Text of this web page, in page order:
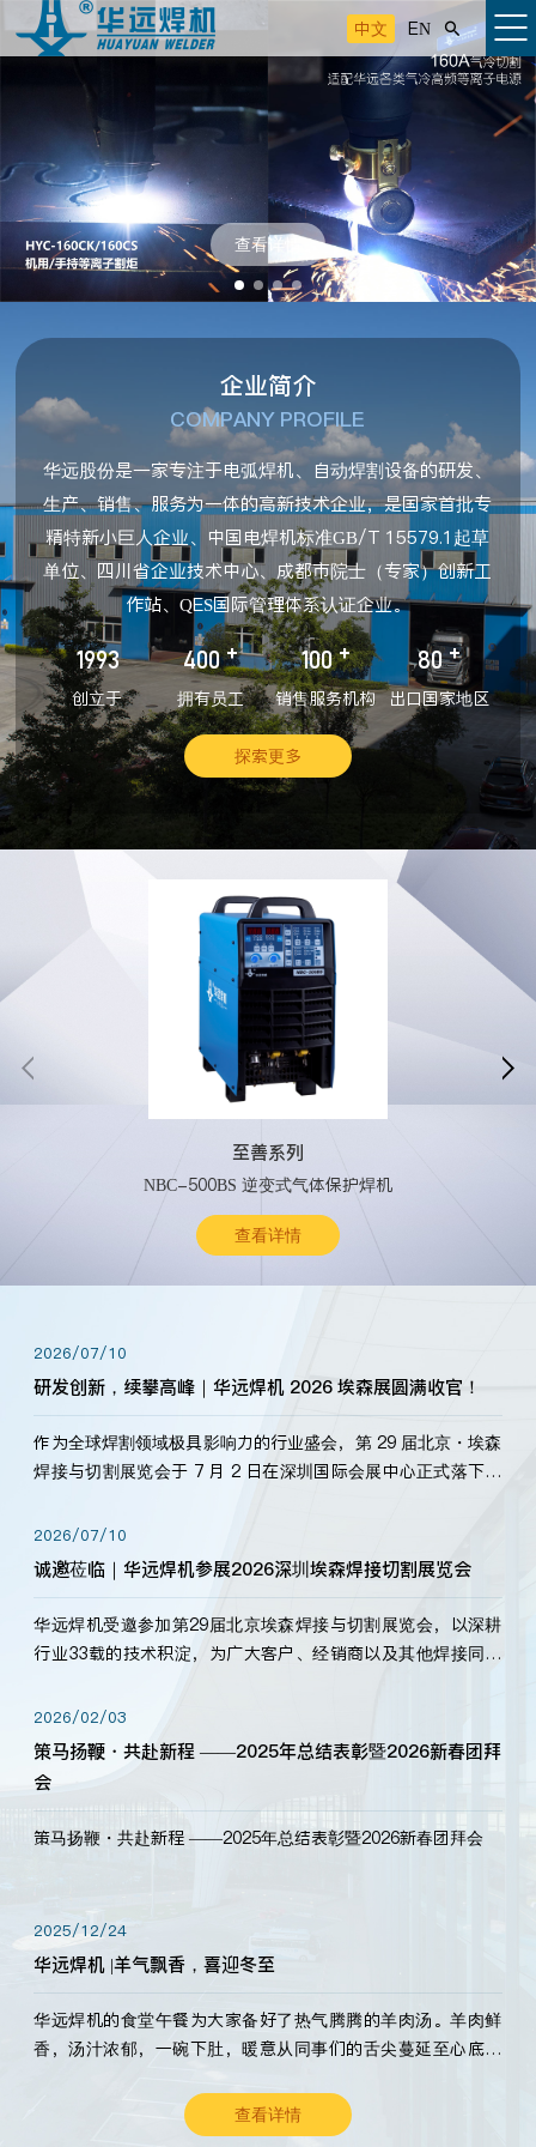
中文 EN 
查看详情
企业简介
COMPANY PROFILE
华远股份是一家专注于电弧焊机、自动焊割设备的研发、
生产、销售、服务为一体的高新技术企业，是国家首批专
精特新小巨人企业、中国电焊机标准GB/T 15579.1起草
单位、四川省企业技术中心、成都市院士（专家）创新工
作站、QES国际管理体系认证企业。
1993
创立于
400 +
拥有员工
100 +
销售服务机构
80 +
出口国家地区
探索更多
至善系列
NBC-500BS 逆变式气体保护焊机
查看详情
 
2026/07/10
研发创新，续攀高峰｜华远焊机 2026 埃森展圆满收官！
作为全球焊割领域极具影响力的行业盛会，第 29 届北京・埃森
焊接与切割展览会于 7 月 2 日在深圳国际会展中心正式落下帷
标准，持之以恒研发新产品、新技术。新老客户、行业伙伴、
海内外客户为目睹公司发布的新产…
2026/07/10
诚邀莅临｜华远焊机参展2026深圳埃森焊接切割展览会
华远焊机受邀参加第29届北京埃森焊接与切割展览会，以深耕
行业33载的技术积淀，为广大客户、经销商以及其他焊接同仁
2026/02/03
策马扬鞭・共赴新程 ——2025年总结表彰暨2026新春团拜
会
策马扬鞭・共赴新程 ——2025年总结表彰暨2026新春团拜会
2025/12/24
华远焊机 |羊气飘香，喜迎冬至
华远焊机的食堂午餐为大家备好了热气腾腾的羊肉汤。羊肉鲜
香，汤汁浓郁，一碗下肚，暖意从同事们的舌尖蔓延至心底。
查看详情